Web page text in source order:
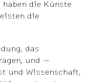
haben die Künste
die
das
und —
und Wissenschaft,